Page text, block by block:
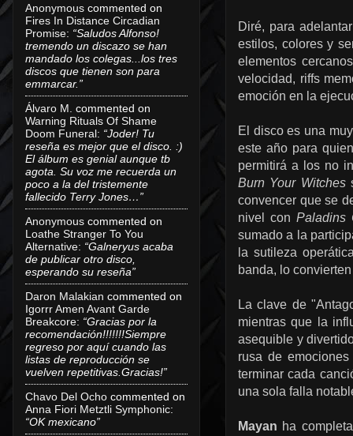
Diré, para
estilos, colores y
elementos
velocidad, riffs
emoción en la
El disco es una
este año para
permitirá a los no
Burn Your Witches
convencer que se
nivel con Paladins
sumado a la
la sutileza
banda, lo
La clave de
mientras que la
asequible y
rusa de
terminar cada
una sola falla
Mayan ha
Anonymous commented on
Fires In Distance Circadian
Promise: “Saludos Alfonso!
tremendo un discazo se han
mandado los colegas...los tres
discos que tienen son para
emmarcar.”
Álvaro M. commented on
Warning Rituals Of Shame
Doom Funeral: “Joder! Tu
reseña es mejor que el disco. :)
El álbum es genial aunque tb
agota. Su voz me recuerda un
poco a la del tristemente
fallecido Terry Jones…”
Anonymous commented on
Loathe Stranger To You
Alternative: “Galneryus acaba
de publicar otro disco,
esperando su reseña”
Daron Malakian commented on
Igorrr Amen Avant Garde
Breakcore: “Gracias por la
recomendación!!!!!!!Siempre
regreso por aquí cuando las
listas de reproducción se
vuelven repetitivas.Gracias!”
Chavo Del Ocho commented on
Anna Fiori Metztli Symphonic:
“OK mexicano”